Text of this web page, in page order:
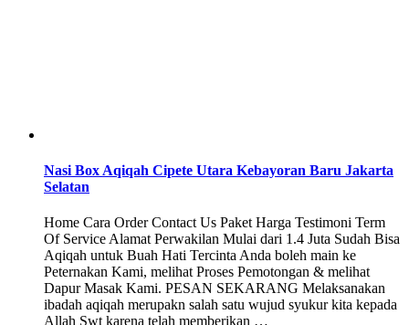
Nasi Box Aqiqah Cipete Utara Kebayoran Baru Jakarta
Selatan
Home Cara Order Contact Us Paket Harga Testimoni Term
Of Service Alamat Perwakilan Mulai dari 1.4 Juta Sudah Bisa
Aqiqah untuk Buah Hati Tercinta Anda boleh main ke
Peternakan Kami, melihat Proses Pemotongan & melihat
Dapur Masak Kami. PESAN SEKARANG Melaksanakan
ibadah aqiqah merupakn salah satu wujud syukur kita kepada
Allah Swt karena telah memberikan …